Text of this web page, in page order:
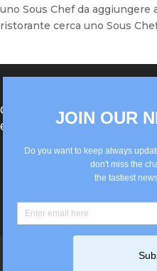
uno Sous Chef da
ristorante cerca uno Sous
®Berlin Italian
62867442